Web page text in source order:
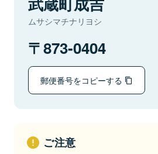
ムサシマチナリヨシ
873-0404
郵便番号をコピーする
ご注意